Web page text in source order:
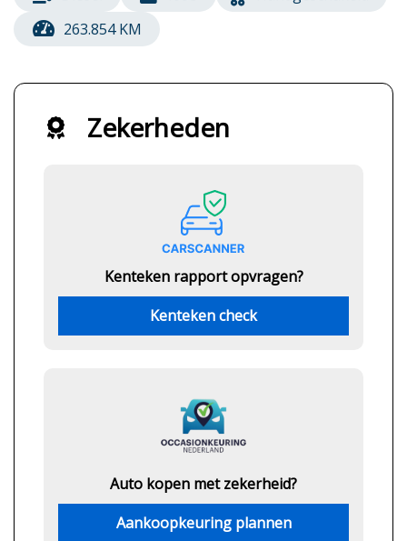
263.854 KM
Zekerheden
Kenteken rapport opvragen?
Kenteken check
Auto kopen met zekerheid?
Aankoopkeuring plannen